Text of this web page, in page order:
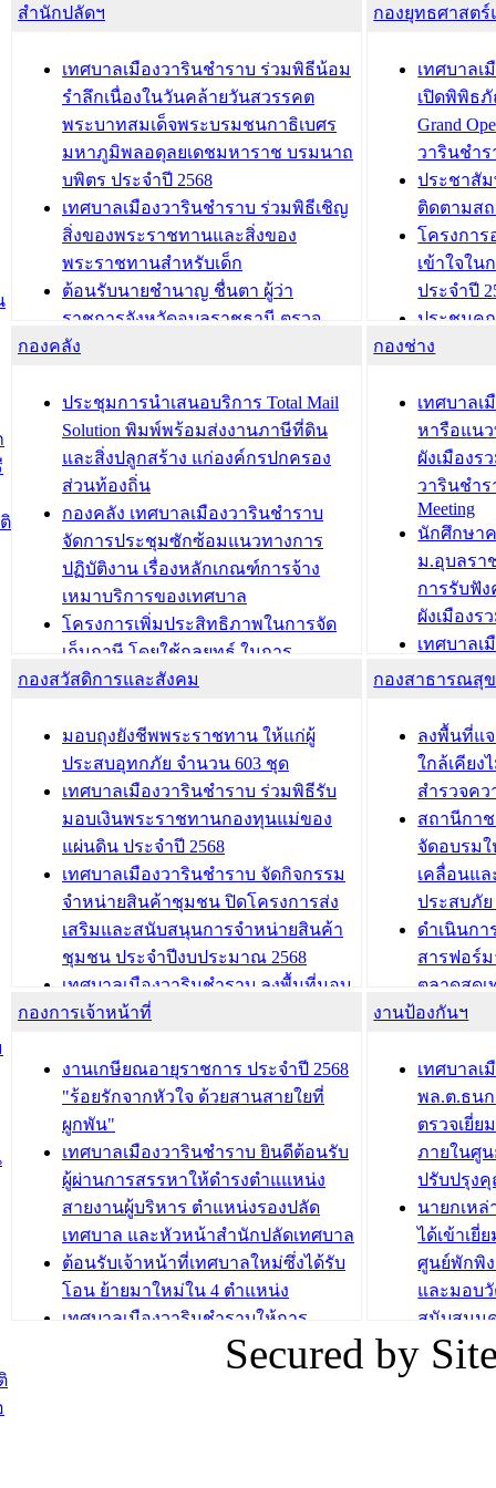
สำนักปลัดฯ
เทศบาลเมืองวารินชำราบ ร่วมพิธีน้อม
รำลึกเนื่องในวันคล้ายวันสวรรคต
พระบาทสมเด็จพระบรมชนกาธิเบศร
มหาภูมิพลอดุลยเดชมหาราช บรมนาถ
บพิตร ประจำปี 2568
เทศบาลเมืองวารินชำราบ ร่วมพิธีเชิญ
สิ่งของพระราชทานและสิ่งของ
พระราชทานสำหรับเด็ก
ต้อนรับนายชำนาญ ชื่นตา ผู้ว่า
ราชการจังหวัดอุบลราชธานี ตรวจ
ความเรียบร้อยของสถานที่ในการเตรี
องคมนตรี
สำนักทะเบียนท้องถิ่นเทศบาลเมือง
วารินชำราบ ดำเนินการมอบทะเบียน
บ้าน ทร.14 และบัตรประจำตัว
ประชาชนบุคคลประเภท 8 แก่บุคคลที่
ได้รับการเพิ่มชื่อในทะเบียนบ้าน
(ท.ร.14) กรณีคนไม่มีสัญชาติไทยได้รับ
อนุญาตให้มีถิ่นที่อยู่
ประชุมคณะกรรมการประเมินผลการ
ควบคุมภายในของ สำนัก/กอง/
โรงเรียน/ศูนย์พัฒนาเด็กเล็ก/สถานธนา
บทความ อื่นๆ ...
กองยุทธศาสต
เทศบาลเ
เปิดพิพิธภั
Grand
วารินชำร
ประชาสัม
ติดตามส
โครงกา
เข้าใจใน
ประจำปี
ประชุมค
ความเสี่ย
ประชุมที
ชีวา สร้า
ขับเคลื่อน
“เมืองแห่
บทความ อื่นๆ ...
กองคลัง
ประชุมการนำเสนอบริการ Total Mail
Solution พิมพ์พร้อมส่งงานภาษีที่ดิน
และสิ่งปลูกสร้าง แก่องค์กรปกครอง
ส่วนท้องถิ่น
กองคลัง เทศบาลเมืองวารินชำราบ
จัดการประชุมซักซ้อมแนวทางการ
ปฏิบัติงาน เรื่องหลักเกณฑ์การจ้าง
เหมาบริการของเทศบาล
โครงการเพิ่มประสิทธิภาพในการจัด
เก็บภาษี โดยใช้กลยุทธ์ ในการ
พัฒนาการจัดเก็บรายได้ ประจำปี พ.ศ.
เทศบาลเมืองวารินชำราบ ร่วมการ
ประชุมวิชาการระดับนานาชาติและ
นิทรรศการด้านนวัตกรรมท้องถิ่น 2568
และรับรางวัลทีมนักวิจัยดีเด่นจาก
นวัตกรรมโครงการทะเบียนภาษีป้าย
ประชุมผู้เช่าอาคารพาณิชย์ บริเวณ
ถนนเกษมสุขและถนนประทุมเทพภักดี
บทความ อื่นๆ ...
กองช่าง
เทศบาลเ
หารือแน
ผังเมืองร
วารินชำร
Meeting
นักศึกษา
ม.อุบลรา
การรับฟั
ผังเมืองร
เทศบาลเ
โครงการ
เทศบาล
รับฟังคว
ผังเมือง
วารินชำ
เทศบาล
ซักซ้อมแ
ประโยช
บทความ อื่นๆ ...
กองสวัสดิการและสังคม
มอบถุงยังชีพพระราชทาน ให้แก่ผู้
ประสบอุทกภัย จำนวน 603 ชุด
เทศบาลเมืองวารินชำราบ ร่วมพิธีรับ
มอบเงินพระราชทานกองทุนแม่ของ
แผ่นดิน ประจำปี 2568
เทศบาลเมืองวารินชำราบ จัดกิจกรรม
จำหน่ายสินค้าชุมชน ปิดโครงการส่ง
เสริมและสนับสนุนการจำหน่ายสินค้า
ชุมชน ประจำปีงบประมาณ 2568
เทศบาลเมืองวารินชำราบ ลงพื้นที่มอบ
น้ำดื่มแก่ผู้พักอาศัย ณ ศูนย์พักพิง
กองสวัสดิการสังคม เทศบาลเมือง
วารินชำราบ จัดโครงการอบรมอาชีพ
ระยะสั้น ประจำปี 2568 (หลักสูตรการ
ถักทอผลิตภัณฑ์จากถุงพลาสติก)
บทความ อื่นๆ ...
กองสาธารณสุ
ลงพื้นที่แ
ใกล้เคียง
สำรวจค
สถานีกา
จัดอบรม
เคลื่อนแ
ประสบภั
ดำเนินกา
สารฟอร์
ตลาดสดเ
วารินชำร
ถนนแก่เ
เด็กเล็ก
เทศบาลเ
ปรึกษาห
วัยของอ
บทความ อื่นๆ ...
กองการเจ้าหน้าที่
งานเกษียณอายุราชการ ประจำปี 2568
"ร้อยรักจากหัวใจ ด้วยสานสายใยที่
ผูกพัน"
เทศบาลเมืองวารินชำราบ ยินดีต้อนรับ
ผู้ผ่านการสรรหาให้ดำรงตำแแหน่ง
สายงานผู้บริหาร ตำแหน่งรองปลัด
เทศบาล และหัวหน้าสำนักปลัดเทศบาล
ต้อนรับเจ้าหน้าที่เทศบาลใหม่ซึ่งได้รับ
โอน ย้ายมาใหม่ใน 4 ตำแหน่ง
เทศบาลเมืองวารินชำราบให้การ
ต้อนรับพนักงานเทศบาลผู้ผ่านการ
สรรหาให้ดำรงตำแหน่งสายงานผู้
งานป้องกันฯ
เทศบาลเ
พล.ต.ธน
ตรวจเยี่ย
ภายในศู
ปรับปรุง
นายกเห
ได้เข้าเยี่
ศูนย์พักพิ
และมอบ
สนับสนุน
ภัยน้ำท่วม
ภาพบรร
Secured by